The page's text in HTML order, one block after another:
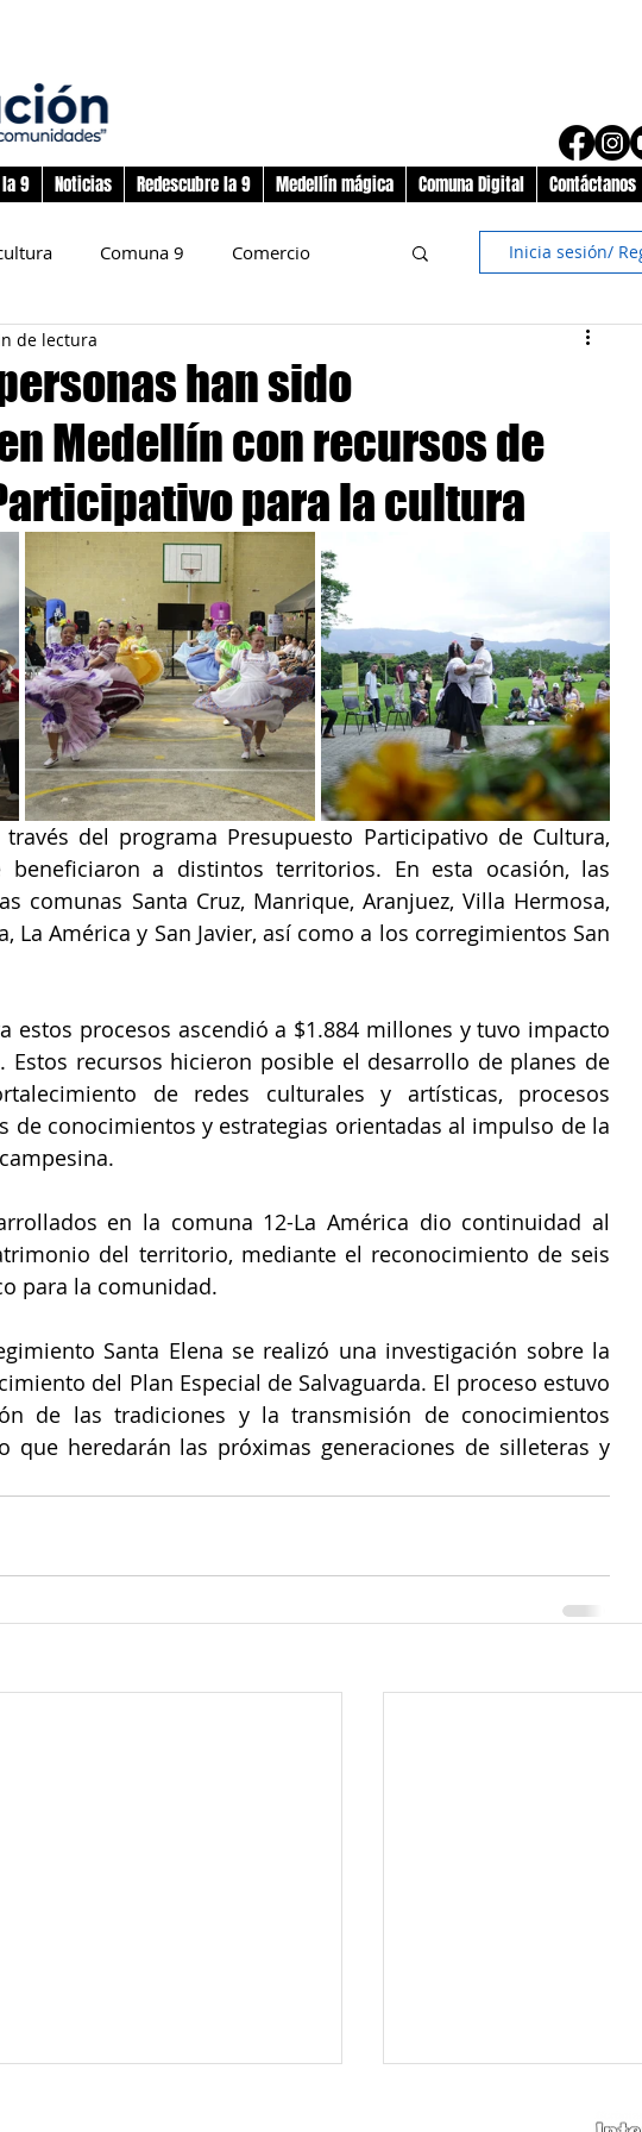
9 Noticias Redescubre la 9 Medellín mágica Comuna Digital Contáctanos
Comuna 9 Comercio
Deporte
Junta Administradora Local
LGBTIQ+ Mascotas Medellín
empoderadas Salud
Sociedad
Inicia sesión/
han sido
Medellín con recursos de
para la cultura
de lectura
del programa Presupuesto Participativo de Cultura,
beneficiaron a distintos territorios. En esta ocasión, las
comunas Santa Cruz, Manrique, Aranjuez, Villa Hermosa,
La América y San Javier, así como a los corregimientos San
estos procesos ascendió a $1.884 millones y tuvo impacto
Estos recursos hicieron posible el desarrollo de planes de
de redes culturales y artísticas, procesos
de conocimientos y estrategias orientadas al impulso de la
en la comuna 12-La América dio continuidad al
del territorio, mediante el reconocimiento de seis
para la comunidad.
Santa Elena se realizó una investigación sobre la
del Plan Especial de Salvaguarda. El proceso estuvo
de las tradiciones y la transmisión de conocimientos
que heredarán las próximas generaciones de silleteras y